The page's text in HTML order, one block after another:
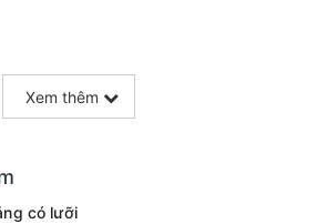
dài nào vui lòng nhắn tin hoặc
Xem thêm
có lưỡi